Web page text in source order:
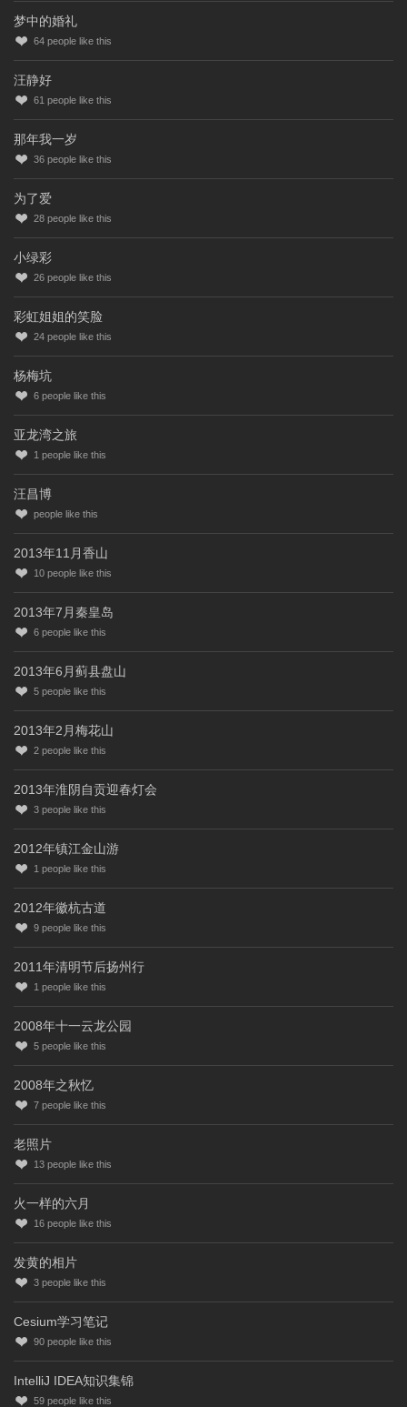
梦中的婚礼
64 people like this
汪静好
61 people like this
那年我一岁
36 people like this
为了爱
28 people like this
小绿彩
26 people like this
彩虹姐姐的笑脸
24 people like this
杨梅坑
6 people like this
亚龙湾之旅
1 people like this
汪昌博
people like this
2013年11月香山
10 people like this
2013年7月秦皇岛
6 people like this
2013年6月蓟县盘山
5 people like this
2013年2月梅花山
2 people like this
2013年淮阴自贡迎春灯会
3 people like this
2012年镇江金山游
1 people like this
2012年徽杭古道
9 people like this
2011年清明节后扬州行
1 people like this
2008年十一云龙公园
5 people like this
2008年之秋忆
7 people like this
老照片
13 people like this
火一样的六月
16 people like this
发黄的相片
3 people like this
Cesium学习笔记
90 people like this
IntelliJ IDEA知识集锦
59 people like this